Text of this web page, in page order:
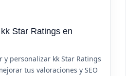
Star Ratings en
personalizar kk Star Ratings
tus valoraciones y SEO